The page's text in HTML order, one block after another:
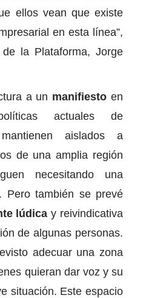
ellos vean que existe
en esta línea”,
la Plataforma, Jorge
a un manifiesto en
actuales de
aislados a
de una amplia región
necesitando una
Pero también se prevé
lúdica y reivindicativa
de algunas personas.
adecuar una zona
quieran dar voz y su
situación. Este espacio